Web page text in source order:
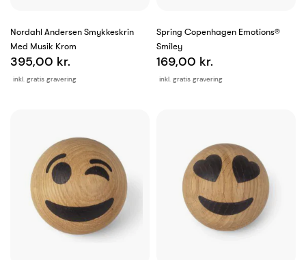
Nordahl Andersen Smykkeskrin
Med Musik Krom
inkl. gratis gravering
395,00 kr.
Spring Copenhagen Emotions®
Smiley
inkl. gratis gravering
169,00 kr.